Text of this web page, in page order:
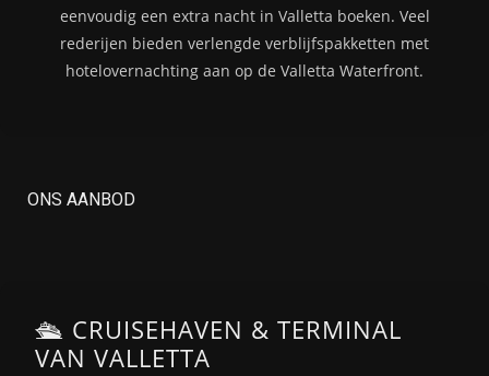
eenvoudig een extra nacht in Valletta boeken. Veel
rederijen bieden verlengde verblijfspakketten met
hotelovernachting aan op de Valletta Waterfront.
ONS AANBOD
🛳️ CRUISEHAVEN & TERMINAL
VAN VALLETTA